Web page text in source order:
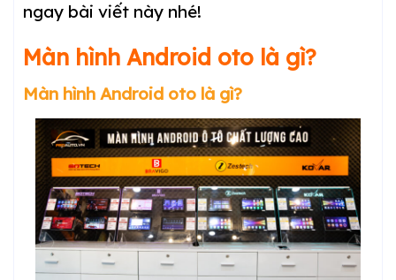
ngay bài viết này nhé!
Màn hình Android oto là gì?
Màn hình Android oto là gì?